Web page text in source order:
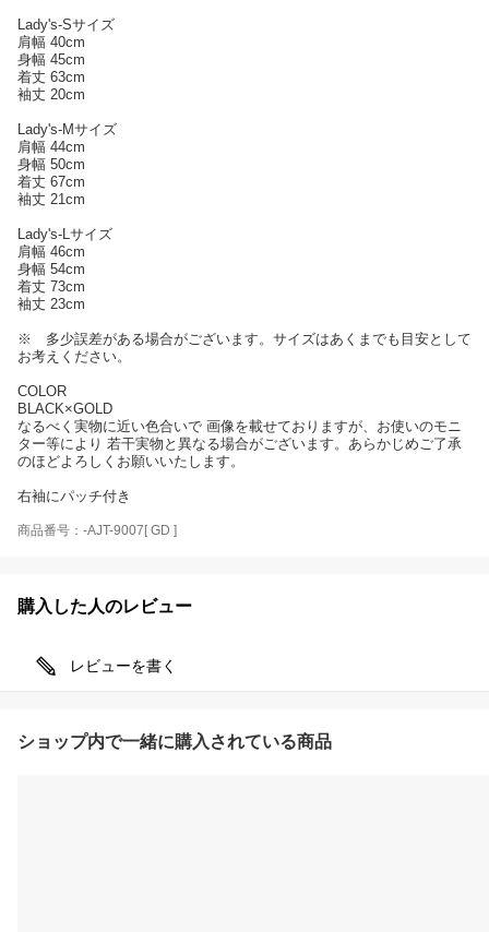
Lady's-Sサイズ
肩幅 40cm
身幅 45cm
着丈 63cm
袖丈 20cm
Lady's-Mサイズ
肩幅 44cm
身幅 50cm
着丈 67cm
袖丈 21cm
Lady's-Lサイズ
肩幅 46cm
身幅 54cm
着丈 73cm
袖丈 23cm
※ 多少誤差がある場合がございます。サイズはあくまでも目安として
お考えください。
COLOR
BLACK×GOLD
なるべく実物に近い色合いで 画像を載せておりますが、お使いのモニ
ター等により 若干実物と異なる場合がございます。あらかじめご了承
のほどよろしくお願いいたします。
右袖にパッチ付き
商品番号：-AJT-9007[ GD ]
購入した人のレビュー
レビューを書く
ショップ内で一緒に購入されている商品